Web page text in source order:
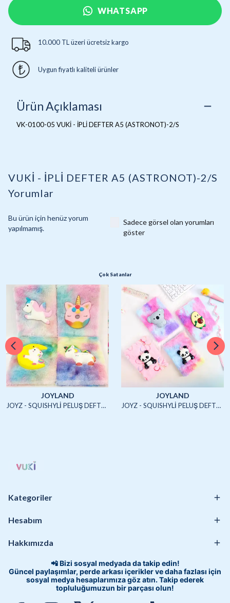
WHATSAPP
10.000 TL üzeri ücretsiz kargo
Uygun fiyatlı kaliteli ürünler
Ürün Açıklaması
VK-0100-05 VUKİ - İPLİ DEFTER A5 (ASTRONOT)-2/S
VUKİ - İPLİ DEFTER A5 (ASTRONOT)-2/S
Yorumlar
Bu ürün için henüz yorum
yapılmamış.
Sadece görsel olan yorumları
göster
Çok Satanlar
JOYLAND
JOYZ - SQUISHYLİ PELUŞ DEFTER A5 (UNICORN2)-4/S
JOYLAND
JOYZ - SQUISHYLİ PELUŞ DEFTER A5 (HAYVANLAR)-4/S
Kategoriler
Hesabım
Hakkımızda
📲 Bizi sosyal medyada da takip edin!
Güncel paylaşımlar, perde arkası içerikler ve daha fazlası için
sosyal medya hesaplarımıza göz atın. Takip ederek
topluluğumuzun bir parçası olun!